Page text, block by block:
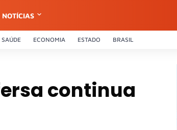
SAÚDE ECONOMIA ESTADO BRASIL
continua